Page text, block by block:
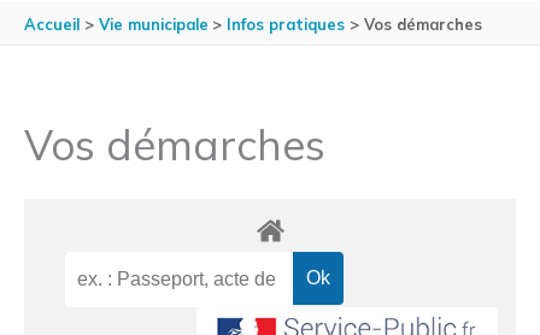
Accueil Vie municipale Infos pratiques Vos démarches
Vos démarches